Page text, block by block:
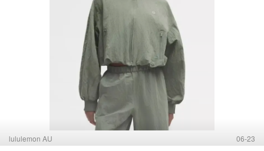
lululemon AU 06-23